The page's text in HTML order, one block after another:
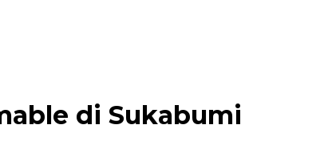
di Sukabumi